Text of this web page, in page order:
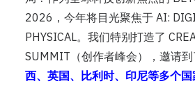
2026，今年将目光聚焦于 AI:
PHYSICAL。我们特别打造了
SUMMIT（创作者峰会），邀请到
西、英国、比利时、印尼等多个